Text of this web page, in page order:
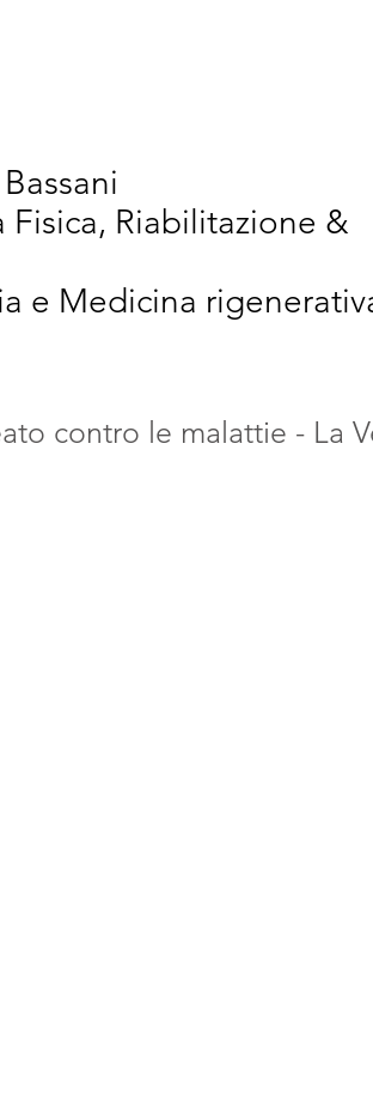
Fisica, Riabilitazione &
e Medicina
contro le malattie - La